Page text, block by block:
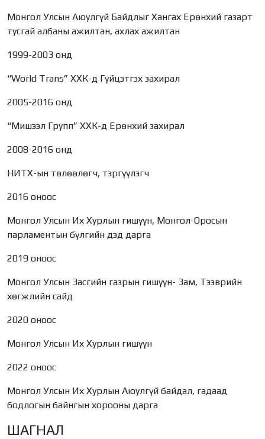
Монгол Улсын Аюулгүй Байдлыг Хангах Ерөнхий газарт
тусгай албаны ажилтан, ахлах ажилтан
1999-2003 онд
“World Trans” ХХК-д Гүйцэтгэх захирал
2005-2016 онд
“Мишээл Групп” ХХК-д Ерөнхий захирал
2008-2016 онд
НИТХ-ын төлөөлөгч, тэргүүлэгч
2016 оноос
Монгол Улсын Их Хурлын гишүүн, Монгол-Оросын
парламентын бүлгийн дэд дарга
2019 оноос
Монгол Улсын Засгийн газрын гишүүн- Зам, Тээврийн
хөгжлийн сайд
2020 оноос
Монгол Улсын Их Хурлын гишүүн
2022 оноос
Монгол Улсын Их Хурлын Аюулгүй байдал, гадаад
бодлогын байнгын хорооны дарга
ШАГНАЛ